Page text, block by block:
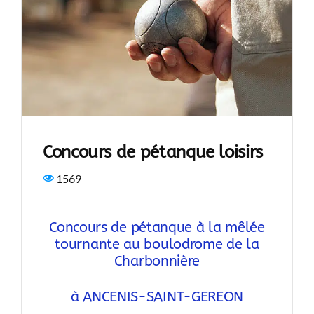
Concours de pétanque loisirs
1569
Concours de pétanque à la mêlée
tournante au boulodrome de la
Charbonnière
à ANCENIS-SAINT-GEREON